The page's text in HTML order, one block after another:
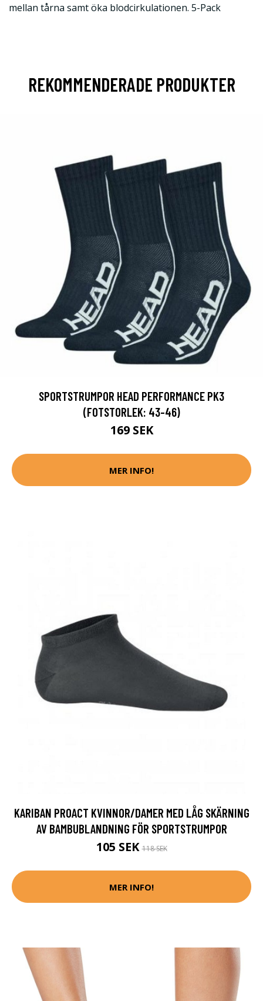
mellan tårna samt öka blodcirkulationen. 5-Pack
REKOMMENDERADE PRODUKTER
SPORTSTRUMPOR HEAD PERFORMANCE PK3
(FOTSTORLEK: 43-46)
169 SEK
MER INFO!
KARIBAN PROACT KVINNOR/DAMER MED LÅG SKÄRNING
AV BAMBUBLANDNING FÖR SPORTSTRUMPOR
105 SEK118 SEK
MER INFO!